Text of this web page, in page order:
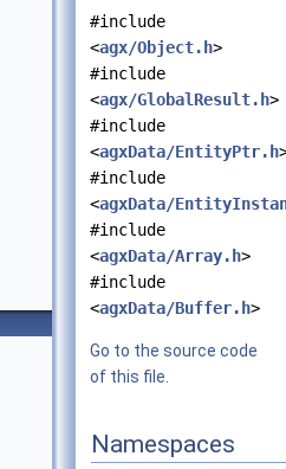
#include
<agx/Object.h>
#include
<agx/GlobalResult.h>
#include
<agxData/EntityPtr.h
#include
<agxData/
#include
<agxData/Array.h>
#include
<agxData/Buffer.h>
Go to the source code
of this file.
Namespaces